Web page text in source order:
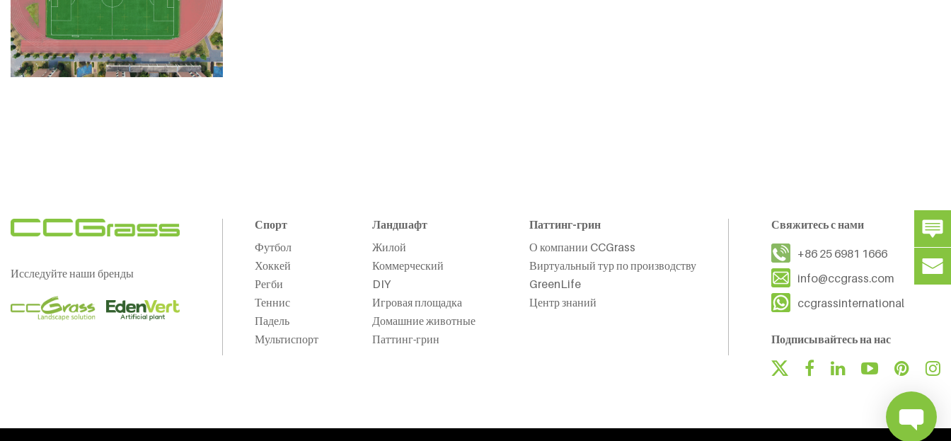
Исследуйте наши бренды
Спорт
Футбол
Хоккей
Регби
Теннис
Падель
Мультиспорт
Ландшафт
Жилой
Коммерческий
DIY
Игровая площадка
Домашние животные
Паттинг-грин
Паттинг-грин
О компании CCGrass
Виртуальный тур по производству
GreenLife
Центр знаний
Свяжитесь с нами
+86 25 6981 1666
info@ccgrass.com
ccgrassinternational
Подписывайтесь на нас